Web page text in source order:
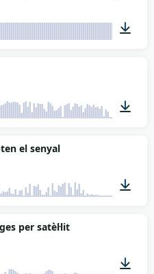
el senyal
per satèl·lit